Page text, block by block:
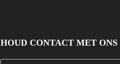
HOUD CONTACT MET ONS